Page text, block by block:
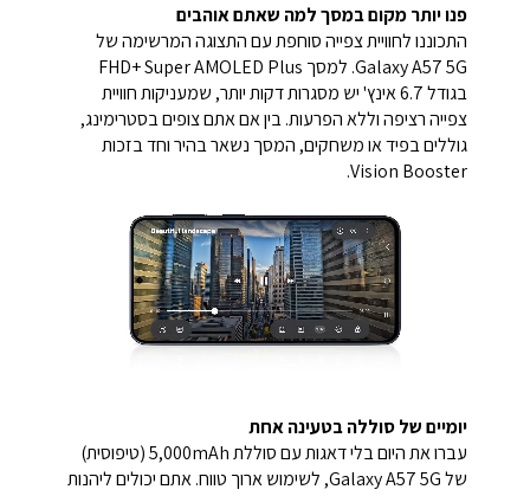
פנו יותר מקום במסך למה שאתם אוהבים
התכוננו לחוויית צפייה סוחפת עם התצוגה המרשימה של
Galaxy A57 5G. למסך FHD+ Super AMOLED Plus
בגודל 6.7 אינץ' יש מסגרות דקות יותר, שמעניקות חוויית
צפייה רציפה וללא הפרעות. בין אם אתם צופים בסטרימינג,
גוללים בפיד או משחקים, המסך נשאר בהיר וחד בזכות
Vision Booster.
יומיים של סוללה בטעינה אחת
עברו את היום בלי דאגות עם סוללת 5,000mAh (טיפוסית)
של Galaxy A57 5G, לשימוש ארוך טווח. אתם יכולים ליהנות